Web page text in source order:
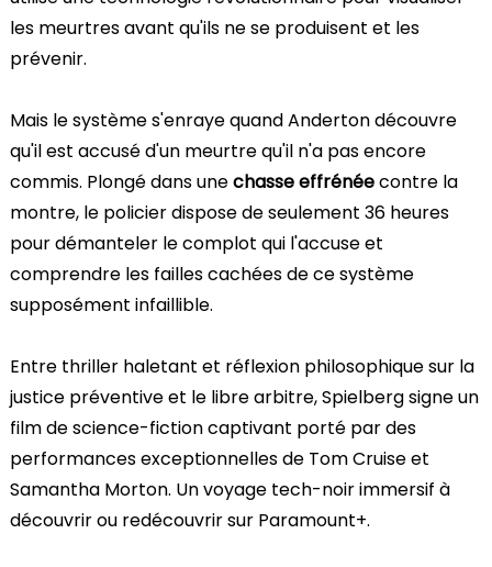
les meurtres avant qu'ils ne se produisent et les
prévenir.
Mais le système s'enraye quand Anderton découvre
qu'il est accusé d'un meurtre qu'il n'a pas encore
commis. Plongé dans unechasse effrénéecontre la
montre, le policier dispose de seulement 36 heures
pour démanteler le complot qui l'accuse et
comprendre les failles cachées de ce système
supposément infaillible.
Entre thriller haletant et réflexion philosophique sur la
justice préventive et le libre arbitre, Spielberg signe un
film de science-fiction captivant porté par des
performances exceptionnelles de Tom Cruise et
Samantha Morton. Un voyage tech-noir immersif à
découvrir ou redécouvrir sur Paramount+.